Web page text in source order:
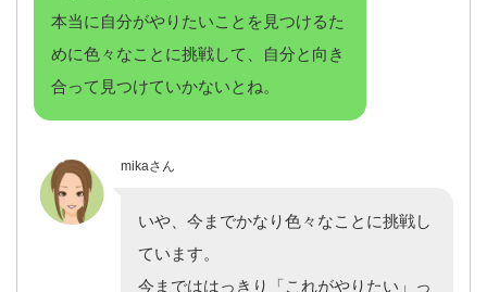
本当に自分がやりたいことを見つけるた
めに色々なことに挑戦して、自分と向き
合って見つけていかないとね。
mikaさん
いや、今までかなり色々なことに挑戦し
ています。
今までははっきり「これがやりたい」っ